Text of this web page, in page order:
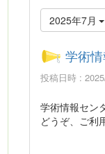
2025年7月
学術
投稿日時 :
学術情報セン
どうぞ、ご利